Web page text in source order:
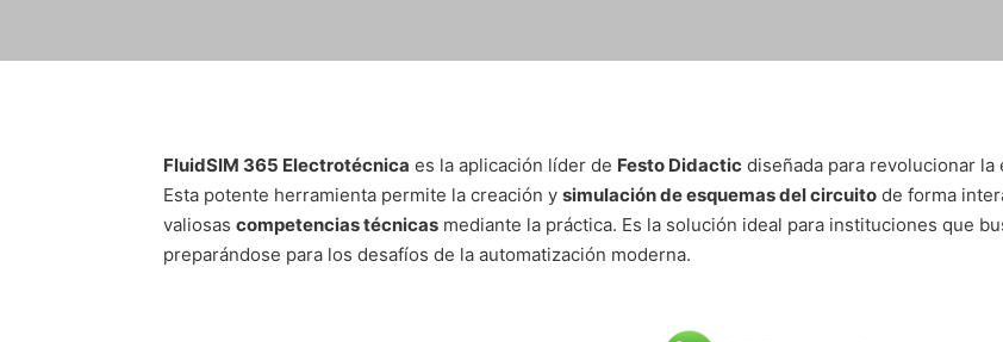
FluidSIM 365 Electrotécnica es la aplicación líder de Festo Didactic diseñada para revolucionar
Esta potente herramienta permite la creación y simulación de esquemas del circuito de forma
valiosas competencias técnicas mediante la práctica. Es la solución ideal para instituciones que
preparándose para los desafíos de la automatización moderna.